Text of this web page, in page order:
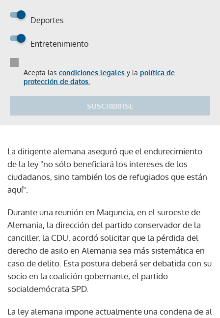
Deportes
Entretenimiento
Acepta las condiciones legales y la política de
protección de datos.
SUSCRIBIRSE
La dirigente alemana aseguró que el endurecimiento
de la ley "no sólo beneficiará los intereses de los
ciudadanos, sino también los de refugiados que están
aquí".
Durante una reunión en Maguncia, en el suroeste de
Alemania, la dirección del partido conservador de la
canciller, la CDU, acordó solicitar que la pérdida del
derecho de asilo en Alemania sea más sistemática en
caso de delito. Esta postura deberá ser debatida con su
socio en la coalición gobernante, el partido
socialdemócrata SPD.
La ley alemana impone actualmente una condena de al